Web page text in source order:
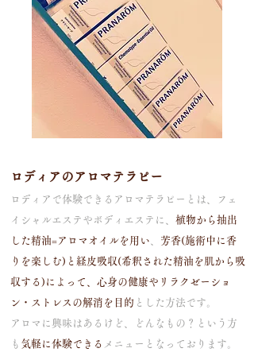
ロディアのアロマテラピー
ロディアで体験できるアロマテラピーとは、フェ
イシャルエステやボディエステに、 植物から抽出
した精油=アロマオイルを用い
芳香(施術中に香
りを楽しむ)と経皮吸収(希釈された精油を肌から吸
収する)によって、 心身の健康やリラクゼーショ
ン・ストレスの解消を目的 とした方法です。
アロマに興味はあるけど、どんなもの？という方
も 気軽に体験できる メニューとなっております。